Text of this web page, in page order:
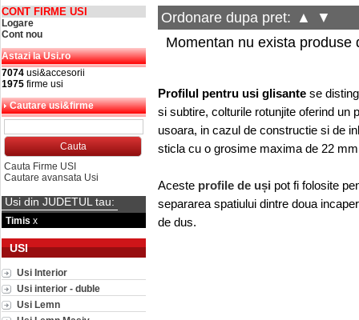
CONT FIRME USI
Logare
Cont nou
Astazi la Usi.ro
7074 usi&accesorii
1975 firme usi
Cautare usi&firme
Cauta Firme USI
Cautare avansata Usi
Usi din JUDETUL tau:
Timis x
USI
Usi Interior
Usi interior - duble
Usi Lemn
Ordonare dupa pret: ▲
▼
Momentan nu exista produse
Profilul pentru usi glisante se
si subtire, colturile rotunjite oferind un
usoara, in cazul de constructie si de
sticla cu o grosime maxima de 22
Aceste profile de uși pot fi folosite
separarea spatiului dintre doua
de dus.